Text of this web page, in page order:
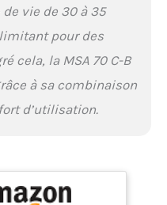
vie de 30 à 35
pour des
cela, la MSA 70 C-B
à sa combinaison
d’utilisation.